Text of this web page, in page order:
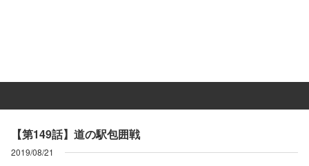
【第149話】道の駅包囲戦
2019/08/21